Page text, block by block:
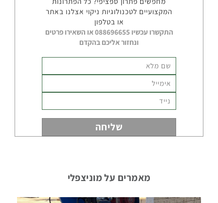
תעשייתיים
חלקי
אביזרים
נלווים
המקצועיים לטכנולוגיות ניקוי אצלנו באתר
או בטלפון
התקשרו עכשיו 088696655 או השאירו פרטים
ונחזור אליכם בהקדם
מאמרים על מוניצפלי